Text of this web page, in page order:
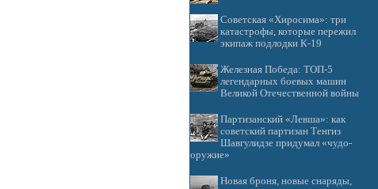
Советская «Хиросима»: три
катастрофы, которые пережил
экипаж подлодки К-19
Железная Победа: ТОП-5
легендарных боевых машин
Великой Отечественной войны
Партизанский «Левша»: как
советский партизан Тенгиз
Шавгулидзе придумал «чудо-
оружие»
Новая броня, новые снаряды,